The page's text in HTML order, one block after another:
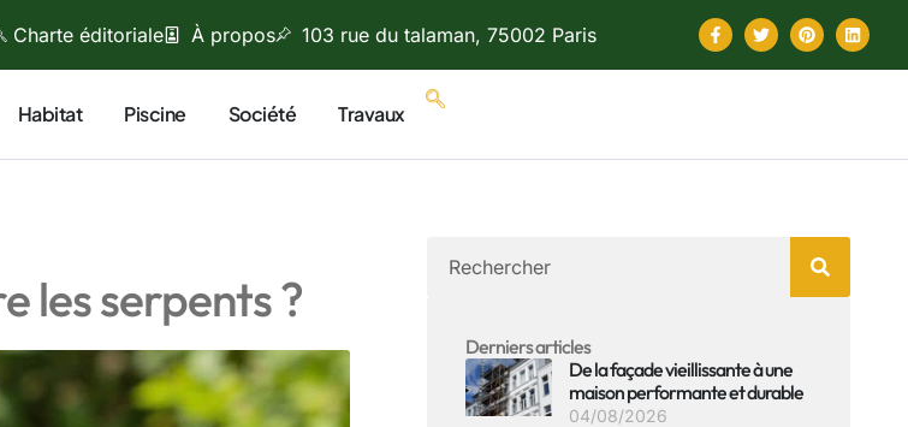
Charte éditoriale À propos 103 rue du talaman, 75002 Paris
Habitat Piscine Société Travaux
les serpents ?
Derniers articles
De la façade vieillissante à une
maison performante et durable
04/08/2026